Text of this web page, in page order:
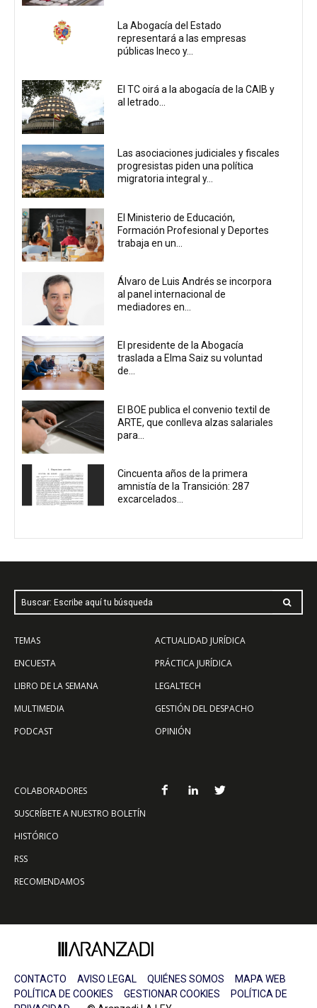
La Abogacía del Estado
representará a las empresas
públicas Ineco y...
El TC oirá a la abogacía de la CAIB y
al letrado...
Las asociaciones judiciales y fiscales
progresistas piden una política
migratoria integral y...
El Ministerio de Educación,
Formación Profesional y Deportes
trabaja en un...
Álvaro de Luis Andrés se incorpora
al panel internacional de
mediadores en...
El presidente de la Abogacía
traslada a Elma Saiz su voluntad
de...
El BOE publica el convenio textil de
ARTE, que conlleva alzas salariales
para...
Cincuenta años de la primera
amnistía de la Transición: 287
excarcelados...
Buscar: Escribe aquí tu búsqueda
TEMAS
ENCUESTA
LIBRO DE LA SEMANA
MULTIMEDIA
PODCAST
ACTUALIDAD JURÍDICA
PRÁCTICA JURÍDICA
LEGALTECH
GESTIÓN DEL DESPACHO
OPINIÓN
COLABORADORES
SUSCRÍBETE A NUESTRO BOLETÍN
HISTÓRICO
RSS
RECOMENDAMOS
CONTACTO AVISO LEGAL QUIÉNES SOMOS
MAPA WEB
POLÍTICA DE COOKIES
GESTIONAR COOKIES
POLÍTICA DE